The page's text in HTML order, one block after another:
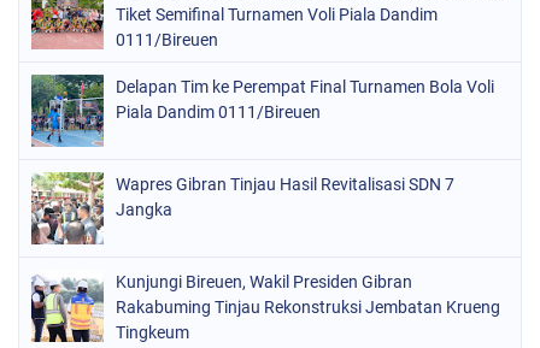
Tiket Semifinal Turnamen Voli Piala Dandim
0111/Bireuen
Delapan Tim ke Perempat Final Turnamen Bola Voli
Piala Dandim 0111/Bireuen
Wapres Gibran Tinjau Hasil Revitalisasi SDN 7
Jangka
Kunjungi Bireuen, Wakil Presiden Gibran
Rakabuming Tinjau Rekonstruksi Jembatan Krueng
Tingkeum